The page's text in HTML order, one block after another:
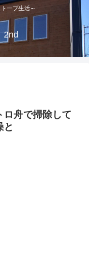
ーブ生活～
2nd
ロ舟で掃除して
と